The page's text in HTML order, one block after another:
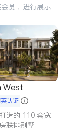
员，进行展示
West
认证
造的 110 套宽
联排别墅